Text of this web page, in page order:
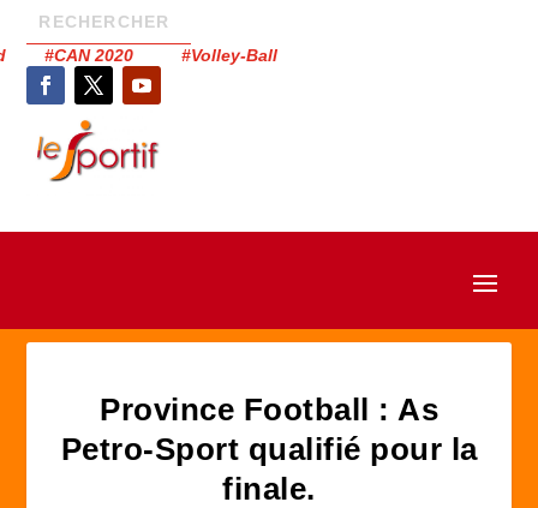
#CAN 2020 #Volley-Ball
Province Football : As
Petro-Sport qualifié pour la
finale.